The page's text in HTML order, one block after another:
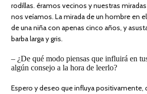
rodillas. éramos vecinos y nuestras
nos veíamos. La mirada de un hombre en
de una niña con apenas cinco años, y
barba larga y gris.
– ¿De qué modo piensas que influirá en
algún consejo a la hora de leerlo?
Espero y deseo que influya positivamente,